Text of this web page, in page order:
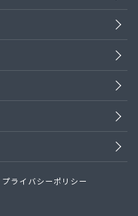
プライバシーポリシー